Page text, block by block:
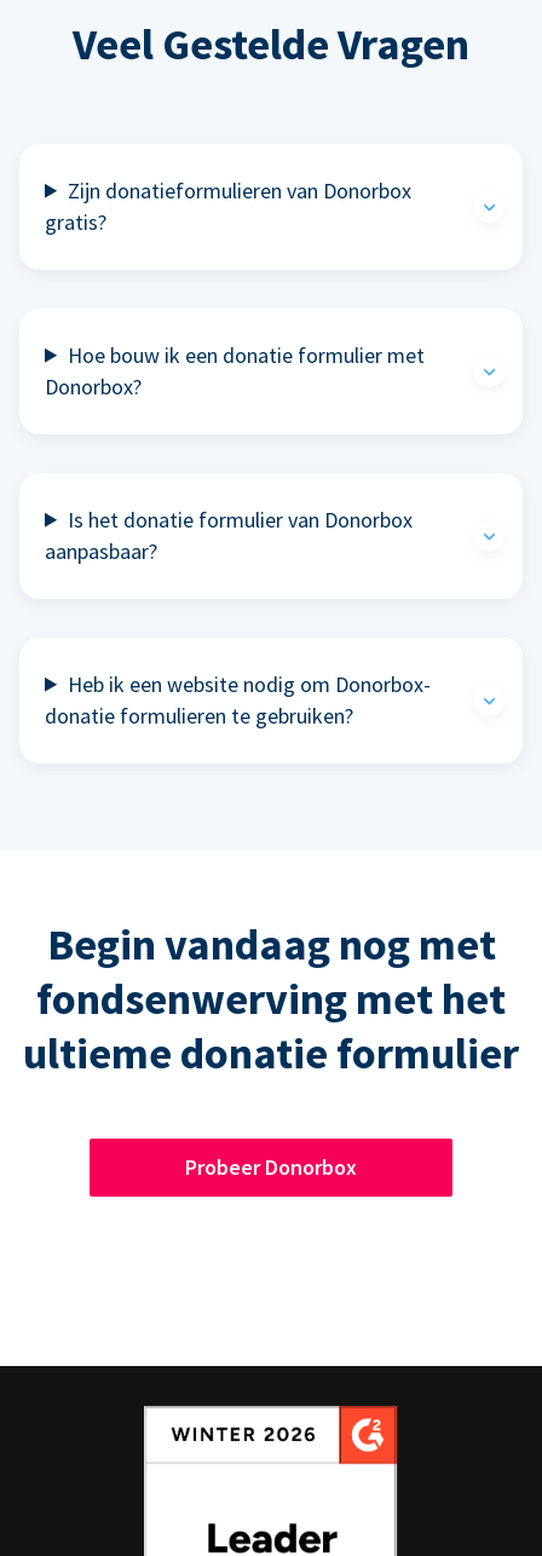
Veel Gestelde Vragen
Zijn donatieformulieren van Donorbox
gratis?
Hoe bouw ik een donatie formulier met
Donorbox?
Is het donatie formulier van Donorbox
aanpasbaar?
Heb ik een website nodig om Donorbox-
donatie formulieren te gebruiken?
Begin vandaag nog met
fondsenwerving met het
ultieme donatie formulier
Probeer Donorbox